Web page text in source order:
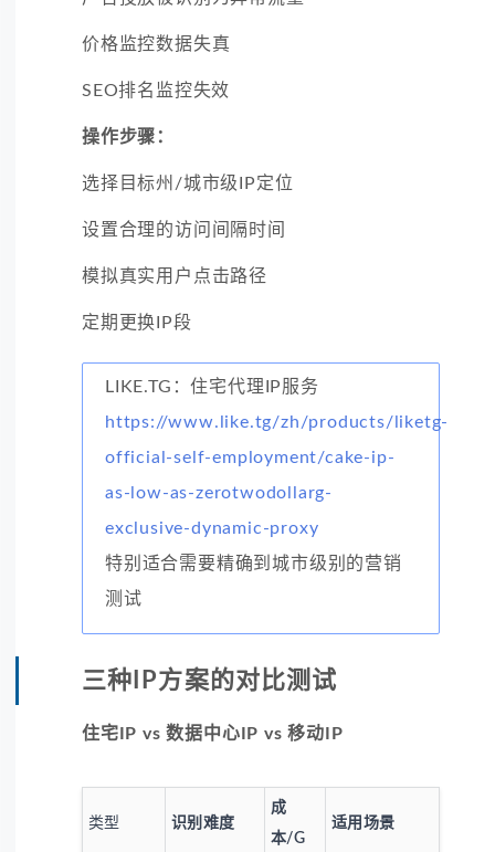
价格监控数据失真
SEO排名监控失效
操作步骤：
选择目标州/城市级IP定位
设置合理的访问间隔时间
模拟真实用户点击路径
定期更换IP段
LIKE.TG：住宅代理IP服务
https://www.like.tg/zh/products/liketg-
official-self-employment/cake-ip-
as-low-as-zerotwodollarg-
exclusive-dynamic-proxy
特别适合需要精确到城市级别的营销
测试
三种IP方案的对比测试
住宅IP vs 数据中心IP vs 移动IP
类型 识别难度
成
本/G
适用场景